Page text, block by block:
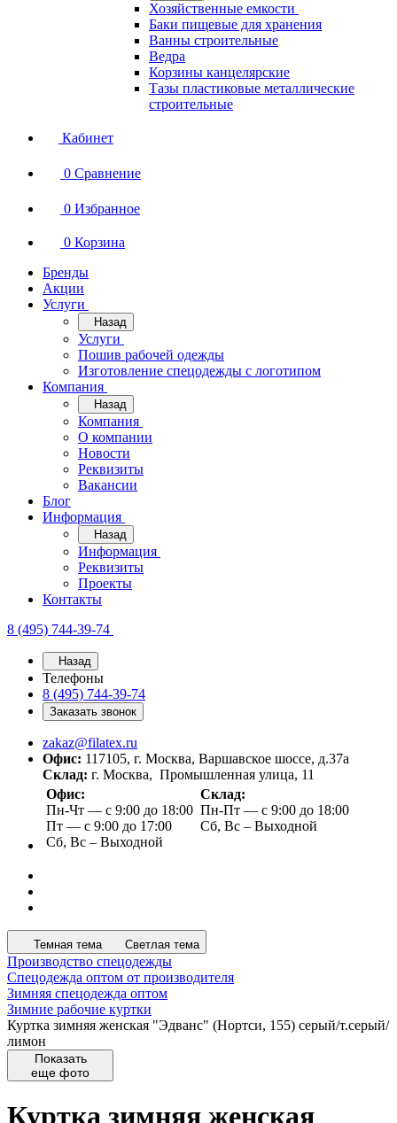
Хозяйственные емкости
Баки пищевые для хранения
Ванны строительные
Ведра
Корзины канцелярские
Тазы пластиковые металлические
строительные
Кабинет
0 Сравнение
0 Избранное
0 Корзина
Бренды
Акции
Услуги
Назад
Услуги
Пошив рабочей одежды
Изготовление спецодежды с логотипом
Компания
Назад
Компания
О компании
Новости
Реквизиты
Вакансии
Блог
Информация
Назад
Информация
Реквизиты
Проекты
Контакты
8 (495) 744-39-74
Назад
Телефоны
8 (495) 744-39-74
Заказать звонок
zakaz@filatex.ru
Офис: 117105, г. Москва, Варшавское шоссе, д.37а
Склад: г. Москва, Промышленная улица, 11
Офис:
Пн-Чт — с 9:00 до 18:00
Пт — с 9:00 до 17:00
Сб, Вс – Выходной
Склад:
Пн-Пт — с 9:00 до 18:00
Сб, Вс – Выходной
Темная тема Светлая тема
Производство спецодежды
Спецодежда оптом от производителя
Зимняя спецодежда оптом
Зимние рабочие куртки
Куртка зимняя женская "Эдванс" (Нортси, 155) серый/т.серый/
лимон
Показать
еще фото
Куртка зимняя женская